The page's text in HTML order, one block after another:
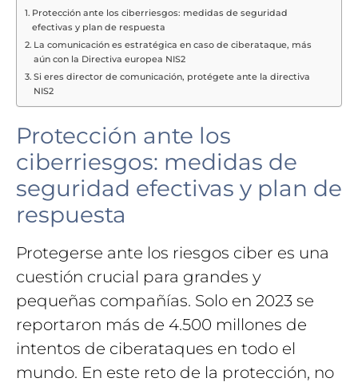
Protección ante los ciberriesgos: medidas de seguridad
efectivas y plan de respuesta
La comunicación es estratégica en caso de ciberataque, más
aún con la Directiva europea NIS2
Si eres director de comunicación, protégete ante la directiva
NIS2
Protección ante los
ciberriesgos: medidas de
seguridad efectivas y plan de
respuesta
Protegerse ante los riesgos ciber es una
cuestión crucial para grandes y
pequeñas compañías. Solo en 2023 se
reportaron más de 4.500 millones de
intentos de ciberataques en todo el
mundo. En este reto de la protección, no